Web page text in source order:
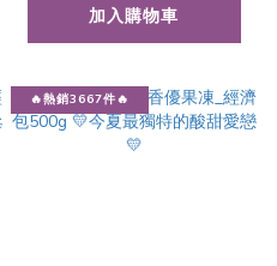
加入購物車
🔥熱銷3667件🔥